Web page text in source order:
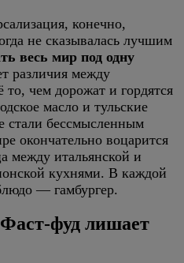
конечно,
не сказывалась лучшим
весь мир под одну
различия между
то, чем дорожат и гордятся
масло и тульские
стали бессмысленным
окончательно воцарится
между итальянской и
кухнями. В каждой
— гамбургер.
фуд лишает